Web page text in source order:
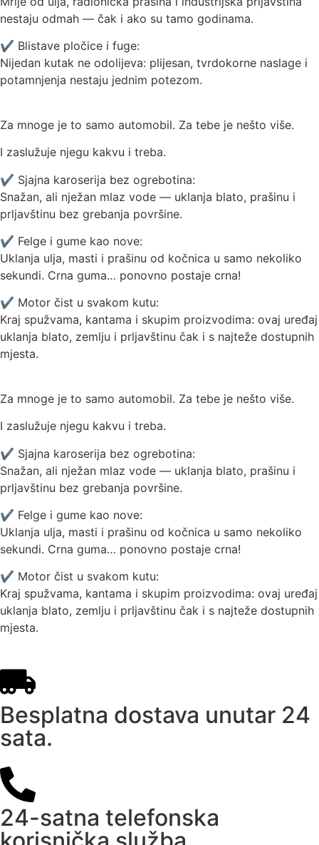
nestaju odmah — čak i ako su tamo godinama.
✔ Blistave pločice i fuge:
Nijedan kutak ne odolijeva: plijesan, tvrdokorne naslage i
potamnjenja nestaju jednim potezom.
Za mnoge je to samo automobil. Za tebe je nešto više.
I zaslužuje njegu kakvu i treba.
✔ Sjajna karoserija bez ogrebotina:
Snažan, ali nježan mlaz vode — uklanja blato, prašinu i
prljavštinu bez grebanja površine.
✔ Felge i gume kao nove:
Uklanja ulja, masti i prašinu od kočnica u samo nekoliko
sekundi. Crna guma… ponovno postaje crna!
✔ Motor čist u svakom kutu:
Kraj spužvama, kantama i skupim proizvodima: ovaj uređaj
uklanja blato, zemlju i prljavštinu čak i s najteže dostupnih
mjesta.
Za mnoge je to samo automobil. Za tebe je nešto više.
I zaslužuje njegu kakvu i treba.
✔ Sjajna karoserija bez ogrebotina:
Snažan, ali nježan mlaz vode — uklanja blato, prašinu i
prljavštinu bez grebanja površine.
✔ Felge i gume kao nove:
Uklanja ulja, masti i prašinu od kočnica u samo nekoliko
sekundi. Crna guma… ponovno postaje crna!
✔ Motor čist u svakom kutu:
Kraj spužvama, kantama i skupim proizvodima: ovaj uređaj
uklanja blato, zemlju i prljavštinu čak i s najteže dostupnih
mjesta.
Besplatna dostava unutar 24
sata.
24-satna telefonska